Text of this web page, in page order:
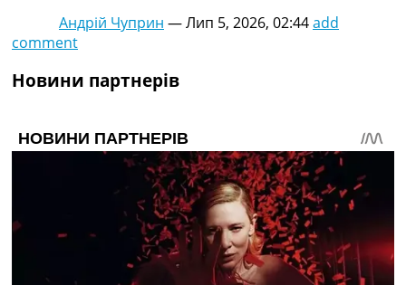
Андрій Чуприн —Лип 5, 2026, 02:44add
comment
Новини партнерів